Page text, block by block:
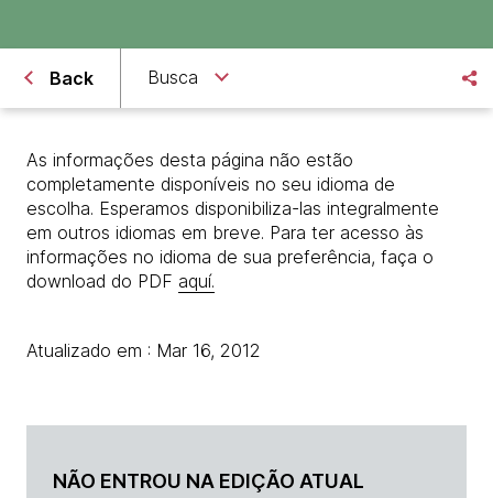
Back Busca
As informações desta página não estão
completamente disponíveis no seu idioma de
escolha. Esperamos disponibiliza-las integralmente
em outros idiomas em breve. Para ter acesso às
informações no idioma de sua preferência, faça o
download do PDF aquí.
Atualizado em : Mar 16, 2012
NÃO ENTROU NA EDIÇÃO ATUAL